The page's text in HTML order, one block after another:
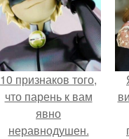
10 признаков того,
что парень к вам
явно
неравнодушен.